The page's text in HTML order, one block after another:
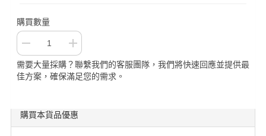
購買數量
需要大量採購？聯繫我們的客服團隊，我們將快速回應並提供最
佳方案，確保滿足您的需求。
購買本貨品優惠